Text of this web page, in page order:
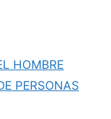
HOMBRE
PERSONAS